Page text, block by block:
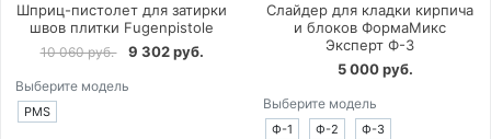
Шприц-пистолет для затирки
швов плитки Fugenpistole
10 060 руб. 9 302 руб.
Выберите модель
PMS
Слайдер для кладки кирпича
и блоков ФормаМикс
Эксперт Ф-3
5 000 руб.
Выберите модель
Ф-1 Ф-2 Ф-3